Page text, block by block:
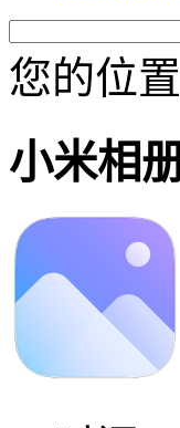
您的位置
小米相